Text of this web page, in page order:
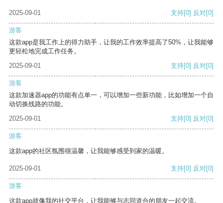
2025-09-01 支持[0] 反对[0]
游客
这款app是我工作上的得力助手，让我的工作效率提高了50%，让我能够
更轻松地完成工作任务。
2025-09-01
支持[0] 反对[0]
游客
这款加速器app的功能有点单一，可以增加一些新功能，比如增加一个自
动切换线路的功能。
2025-09-01
支持[0] 反对[0]
游客
这款app的社区氛围很温馨，让我能够感受到家的温暖。
2025-09-01 支持[0] 反对[0]
游客
这款app就像我的社交平台，让我能够与志同道合的朋友一起交流。